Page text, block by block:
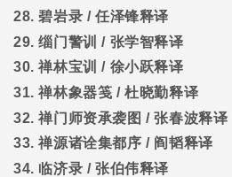
28.碧岩录 /任泽锋释译
29.缁门警训 / 张学智释译
30.禅林宝训 / 徐小跃释译
31.禅林象器笺 /杜晓勤释译
32.禅门师资承袭图 /张春波释译
33.禅源诸诠集都序 / 阎韬释译
34. 临济录 /张伯伟释译